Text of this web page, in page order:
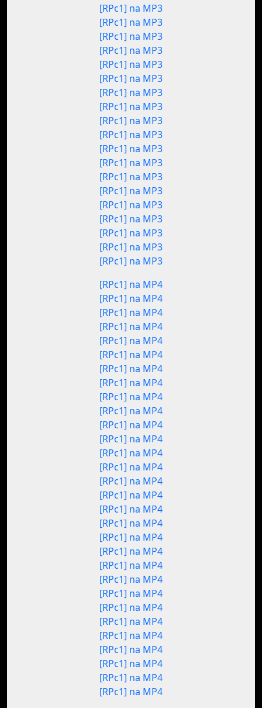
[RPc1] na MP3
[RPc1] na MP3
[RPc1] na MP3
[RPc1] na MP3
[RPc1] na MP3
[RPc1] na MP3
[RPc1] na MP3
[RPc1] na MP3
[RPc1] na MP3
[RPc1] na MP3
[RPc1] na MP3
[RPc1] na MP3
[RPc1] na MP3
[RPc1] na MP3
[RPc1] na MP3
[RPc1] na MP3
[RPc1] na MP3
[RPc1] na MP3
[RPc1] na MP3
[RPc1] na MP4
[RPc1] na MP4
[RPc1] na MP4
[RPc1] na MP4
[RPc1] na MP4
[RPc1] na MP4
[RPc1] na MP4
[RPc1] na MP4
[RPc1] na MP4
[RPc1] na MP4
[RPc1] na MP4
[RPc1] na MP4
[RPc1] na MP4
[RPc1] na MP4
[RPc1] na MP4
[RPc1] na MP4
[RPc1] na MP4
[RPc1] na MP4
[RPc1] na MP4
[RPc1] na MP4
[RPc1] na MP4
[RPc1] na MP4
[RPc1] na MP4
[RPc1] na MP4
[RPc1] na MP4
[RPc1] na MP4
[RPc1] na MP4
[RPc1] na MP4
[RPc1] na MP4
[RPc1] na MP4